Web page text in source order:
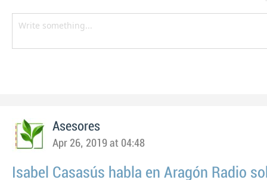
Asesores
Apr 26, 2019 at 04:48
Isabel Casasús habla en Aragón Radio